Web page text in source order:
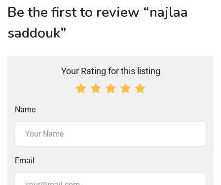
Be the first to review “najlaa
saddouk”
Your Rating for this listing
Name
Email